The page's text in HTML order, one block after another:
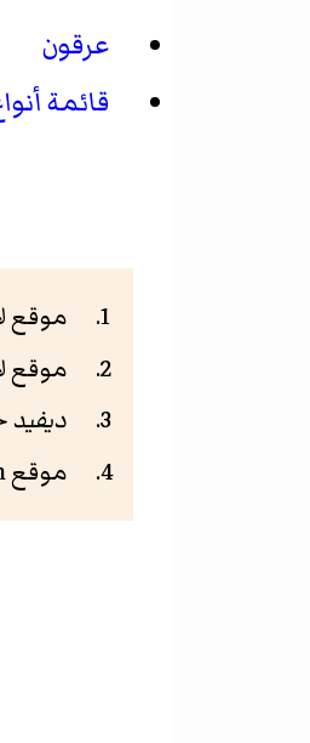
عرقون
قائمة
موقع
موقع
ديفيد
موقع zipcodezoo.com